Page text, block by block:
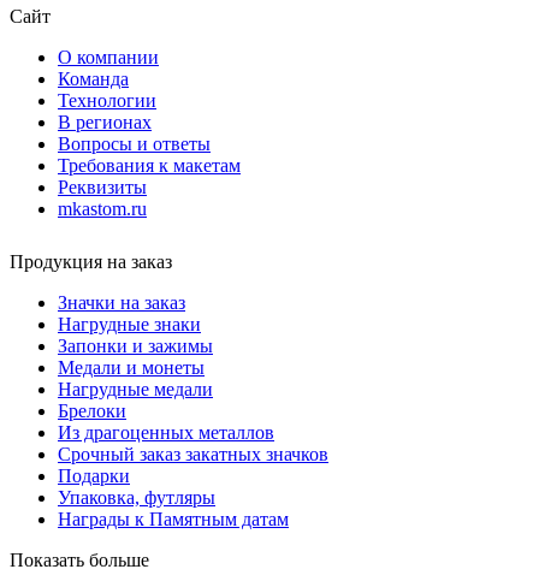
Сайт
О компании
Команда
Технологии
В регионах
Вопросы и ответы
Требования к макетам
Реквизиты
mkastom.ru
Продукция на заказ
Значки на заказ
Нагрудные знаки
Запонки и зажимы
Медали и монеты
Нагрудные медали
Брелоки
Из драгоценных металлов
Срочный заказ закатных значков
Подарки
Упаковка, футляры
Награды к Памятным датам
Показать больше